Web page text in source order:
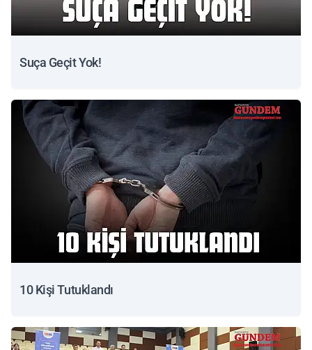
Suça Geçit Yok!
10 Kişi Tutuklandı